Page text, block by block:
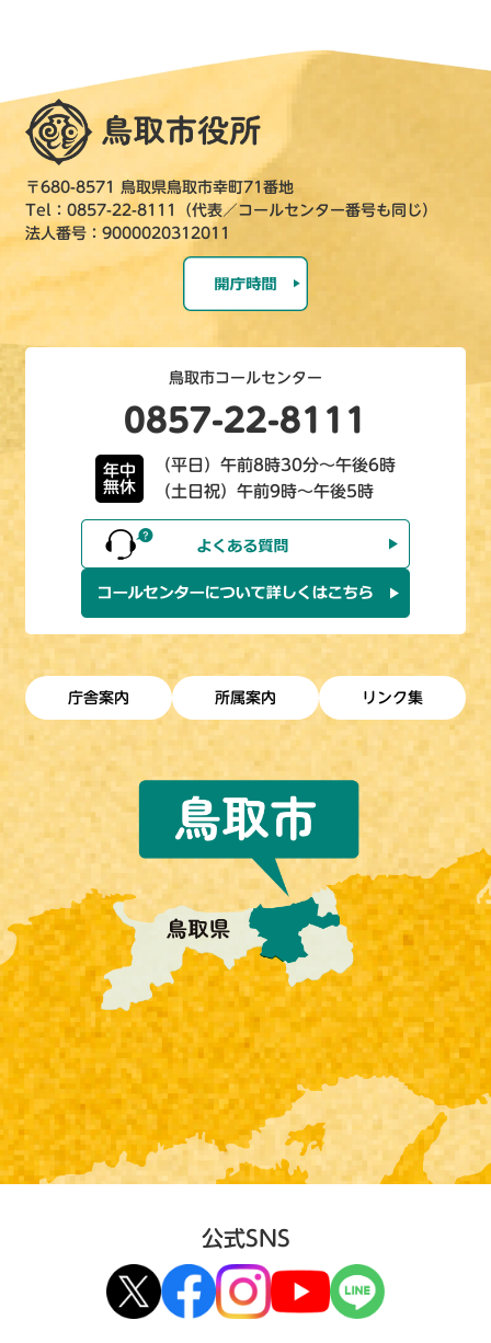
〒680-8571 鳥取県鳥取市幸町71番地
Tel：0857-22-8111（代表／コールセンター番号も同じ）
法人番号：9000020312011
鳥取市コールセンター
0857-22-8111
年中
無休
（平日）午前8時30分～午後6時
（土日祝）午前9時～午後5時
庁舎案内 所属案内 リンク集
公式SNS